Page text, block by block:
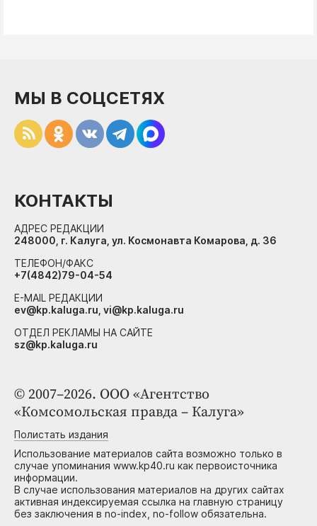
© 2007–2026. ООО «Агентство
«Комсомольская правда – Калуга»
Полистать издания
Использование материалов сайта возможно только в
случае упоминания www.kp40.ru как первоисточника
информации.
В случае использования материалов на других сайтах
активная индексируемая ссылка на главную страницу
без заключения в no-index, no-follow обязательна.
МЫ В СОЦСЕТЯХ
КОНТАКТЫ
АДРЕС РЕДАКЦИИ
248000, г. Калуга, ул. Космонавта Комарова, д. 36
ТЕЛЕФОН/ФАКС
+7(4842)79-04-54
E-MAIL РЕДАКЦИИ
ev@kp.kaluga.ru, vi@kp.kaluga.ru
ОТДЕЛ РЕКЛАМЫ НА САЙТЕ
sz@kp.kaluga.ru